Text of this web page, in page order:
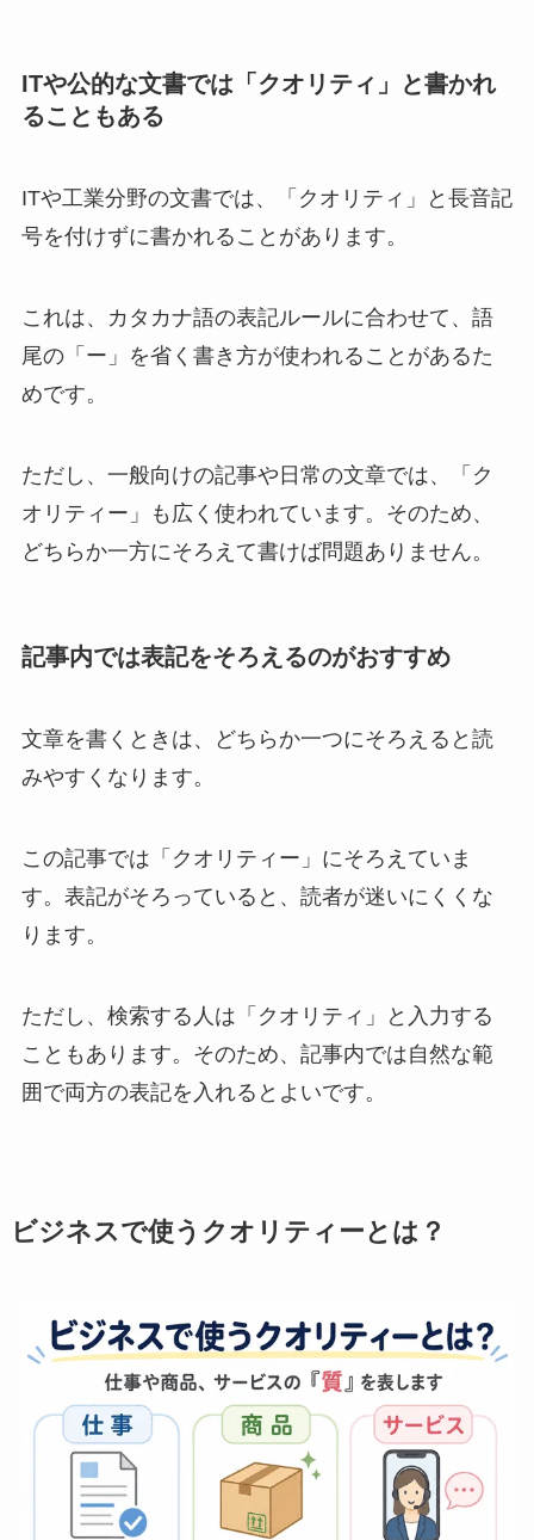
ITや公的な文書では「クオリティ」と書かれ
ることもある
ITや工業分野の文書では、「クオリティ」と長音記
号を付けずに書かれることがあります。
これは、カタカナ語の表記ルールに合わせて、語
尾の「ー」を省く書き方が使われることがあるた
めです。
ただし、一般向けの記事や日常の文章では、「ク
オリティー」も広く使われています。そのため、
どちらか一方にそろえて書けば問題ありません。
記事内では表記をそろえるのがおすすめ
文章を書くときは、どちらか一つにそろえると読
みやすくなります。
この記事では「クオリティー」にそろえていま
す。表記がそろっていると、読者が迷いにくくな
ります。
ただし、検索する人は「クオリティ」と入力する
こともあります。そのため、記事内では自然な範
囲で両方の表記を入れるとよいです。
ビジネスで使うクオリティーとは？